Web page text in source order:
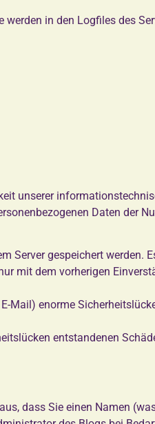
in den Logfiles des
unserer
Daten der
Server gespeichert werden.
mit dem vorherigen
Mail) enorme
entstandenen
dass Sie einen Namen